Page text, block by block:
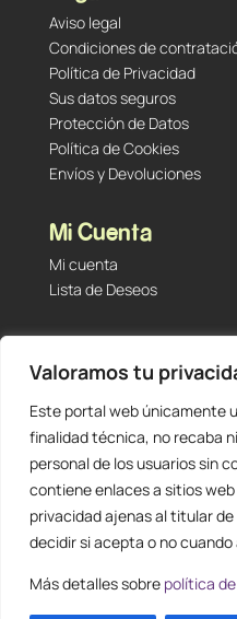
Valoramos tu
Este portal web únicamente
finalidad técnica, no recaba
personal de los usuarios sin
contiene enlaces a sitios
privacidad ajenas al titular
decidir si acepta o no cuando
Más detalles sobre política
Aviso legal
Condiciones de
Política de Privacidad
Sus datos seguros
Protección de Datos
Política de Cookies
Envíos y Devoluciones
Mi Cuenta
Mi cuenta
Lista de Deseos
Tu Tienda de Segunda
28027 – España)
912 60 05 55 |+34 601 23